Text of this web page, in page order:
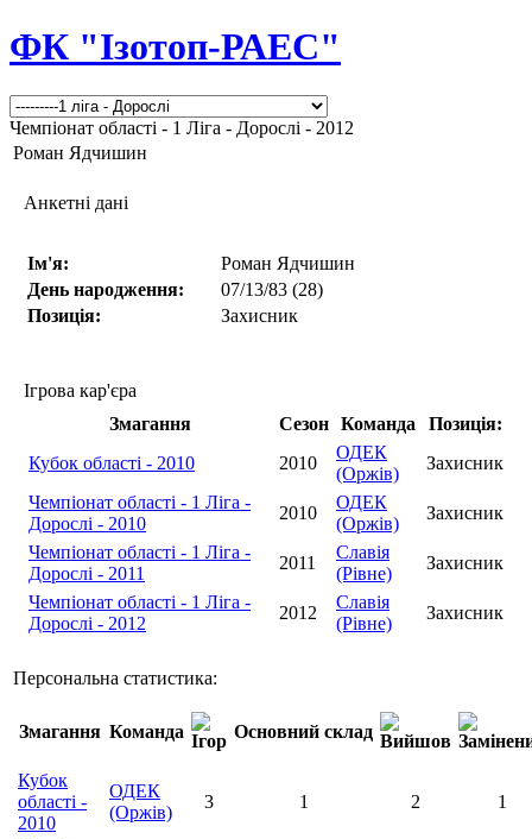
ФК "Ізотоп-РАЕС"
Чемпіонат області - 1 Ліга - Дорослі - 2012
Роман Ядчишин
Анкетні дані
Ім'я:
Роман Ядчишин
День народження:
07/13/83 (28)
Позиція:
Захисник
Ігрова кар'єра
Змагання
Сезон Команда
Позиція:
Кубок області - 2010
2010
ОДЕК
(Оржів)
Захисник
Чемпіонат області - 1 Ліга -
Дорослі - 2010
2010
ОДЕК
(Оржів)
Захисник
Чемпіонат області - 1 Ліга -
Дорослі - 2011
2011
Славія
(Рівне)
Захисник
Чемпіонат області - 1 Ліга -
Дорослі - 2012
2012
Славія
(Рівне)
Захисник
Персональна статистика:
Змагання Команда Основний склад
Кубок
області -
2010
ОДЕК
(Оржів)
3 1 2 1